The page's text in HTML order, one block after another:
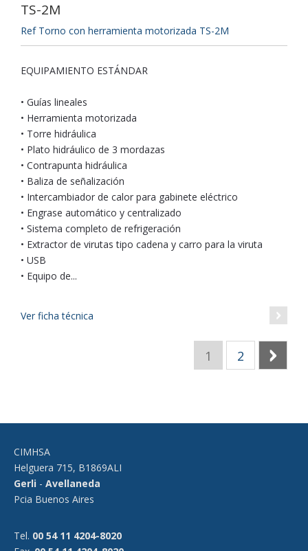
TS-2M
Ref Torno con herramienta motorizada TS-2M
EQUIPAMIENTO ESTÁNDAR
• Guías lineales
• Herramienta motorizada
• Torre hidráulica
• Plato hidráulico de 3 mordazas
• Contrapunta hidráulica
• Baliza de señalización
• Intercambiador de calor para gabinete eléctrico
• Engrase automático y centralizado
• Sistema completo de refrigeración
• Extractor de virutas tipo cadena y carro para la viruta
• USB
• Equipo de...
Ver ficha técnica
1 2
CIMHSA
Helguera 715, B1869ALI
Gerli - Avellaneda
Pcia Buenos Aires
Tel. 00 54 11 4204-8020